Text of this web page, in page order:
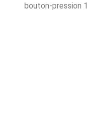
bouton-pression 1.